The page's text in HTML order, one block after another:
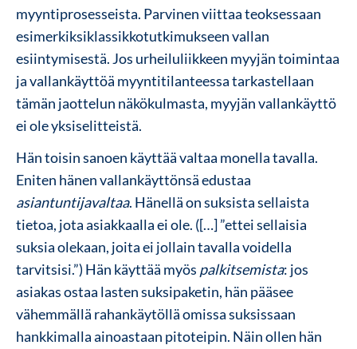
myyntiprosesseista. Parvinen viittaa teoksessaan
esimerkiksiklassikkotutkimukseen vallan
esiintymisestä. Jos urheiluliikkeen myyjän toimintaa
ja vallankäyttöä myyntitilanteessa tarkastellaan
tämän jaottelun näkökulmasta, myyjän vallankäyttö
ei ole yksiselitteistä.
Hän toisin sanoen käyttää valtaa monella tavalla.
Eniten hänen vallankäyttönsä edustaa
asiantuntijavaltaa. Hänellä on suksista sellaista
tietoa, jota asiakkaalla ei ole. ([…] ”ettei sellaisia
suksia olekaan, joita ei jollain tavalla voidella
tarvitsisi.”) Hän käyttää myös palkitsemista: jos
asiakas ostaa lasten suksipaketin, hän pääsee
vähemmällä rahankäytöllä omissa suksissaan
hankkimalla ainoastaan pitoteipin. Näin ollen hän